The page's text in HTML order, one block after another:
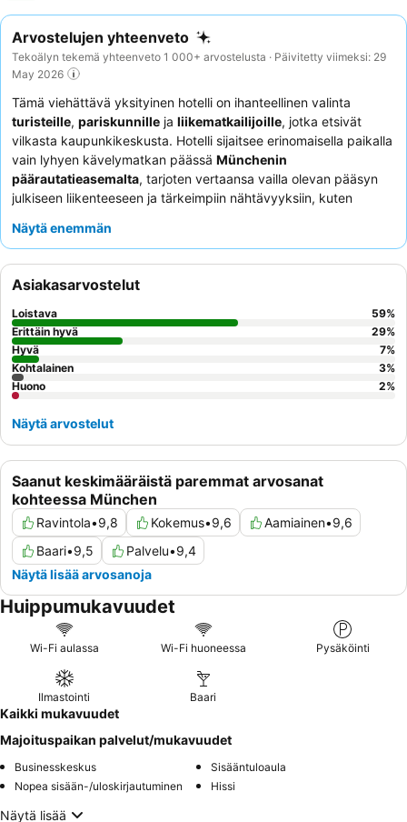
Arvostelujen yhteenveto
Tekoälyn tekemä yhteenveto 1 000+ arvostelusta · Päivitetty viimeksi: 29
May 2026
Tämä viehättävä yksityinen hotelli on ihanteellinen valinta
turisteille, pariskunnille ja liikematkailijoille, jotka etsivät
vilkasta kaupunkikeskusta. Hotelli sijaitsee erinomaisella paikalla
vain lyhyen kävelymatkan päässä Münchenin
päärautatieasemalta, tarjoten vertaansa vailla olevan pääsyn
julkiseen liikenteeseen ja tärkeimpiin nähtävyyksiin, kuten
jatkuvasti poikkeuksellista henkilökuntaa ja erinomaista
valikoiman vaihtoehtoja. Todella rauhallisen kokemuksen
saamiseksi asiakkaiden tulisi pyytää huonetta puutarhan
puolelta.
Näytä enemmän
Saanut keskimääräistä paremmat arvosanat
kohteessa München
Ravintola•9,8 Kokemus•9,6 Aamiainen•9,6
Baari•9,5 Palvelu•9,4
Näytä lisää arvosanoja
Asiakasarvostelut
Loistava 59%
Erittäin hyvä
29%
Hyvä
7%
Kohtalainen
3%
Huono
2%
Näytä arvostelut
Huippumukavuudet
Wi-Fi aulassa Wi-Fi huoneessa Pysäköinti
Ilmastointi Baari
Kaikki mukavuudet
Majoituspaikan palvelut/mukavuudet
Businesskeskus
Sisääntuloaula
Nopea sisään-/uloskirjautuminen
Hissi
Näytä lisää